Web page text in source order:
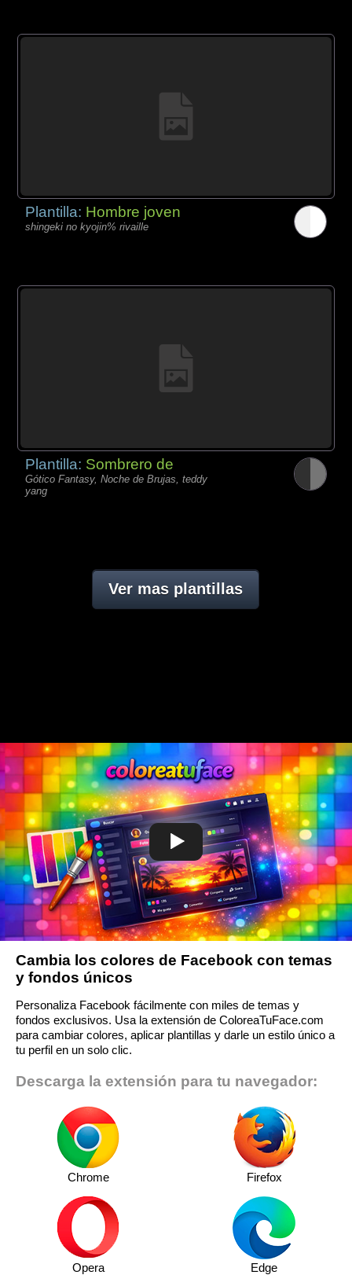
Plantilla: Hombre joven
shingeki no kyojin% rivaille
Plantilla: Sombrero de
Gótico Fantasy, Noche de Brujas, teddy
yang
Ver mas plantillas
Cambia los colores de Facebook con temas
y fondos únicos
Personaliza Facebook fácilmente con miles de temas y
fondos exclusivos. Usa la extensión de ColoreaTuFace.com
para cambiar colores, aplicar plantillas y darle un estilo único a
tu perfil en un solo clic.
Descarga la extensión para tu navegador:
Chrome Firefox
Opera Edge